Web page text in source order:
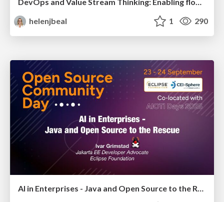
helenjbeal
1 290
AI in Enterprises - Java and Open Source to the Rescue